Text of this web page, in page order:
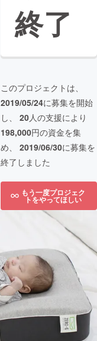
終了
このプロジェクトは、
2019/05/24に募集を開始
し、 20人の支援により
198,000円の資金を集
め、 2019/06/30に募集を
終了しました
もう一度プロジェク
トをやってほしい